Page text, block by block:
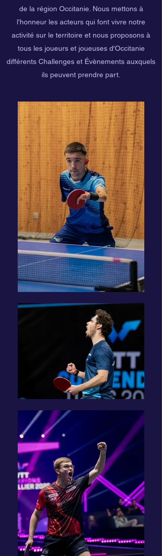
de la région Occitanie. Nous mettons à
l'honneur les acteurs qui font vivre notre
activité sur le territoire et nous proposons à
tous les joueurs et joueuses d'Occitanie
différents Challenges et Évènements auxquels
ils peuvent prendre part.